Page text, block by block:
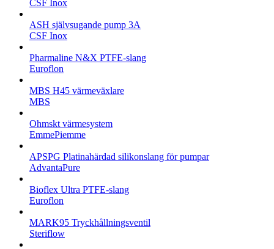
CSF Inox
ASH självsugande pump 3A
CSF Inox
Pharmaline N&X PTFE-slang
Euroflon
MBS H45 värmeväxlare
MBS
Ohmskt värmesystem
EmmePiemme
APSPG Platinahärdad silikonslang för pumpar
AdvantaPure
Bioflex Ultra PTFE-slang
Euroflon
MARK95 Tryckhållningsventil
Steriflow